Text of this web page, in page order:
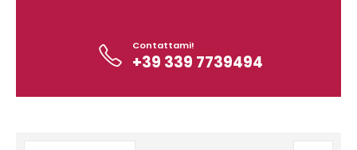
Contattami!
+39 339 7739494